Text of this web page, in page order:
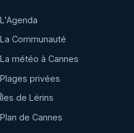
L'Agenda
La Communauté
La météo à Cannes
Plages privées
Îles de Lérins
Plan de Cannes